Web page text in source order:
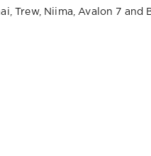
Trew, Niima, Avalon 7 and